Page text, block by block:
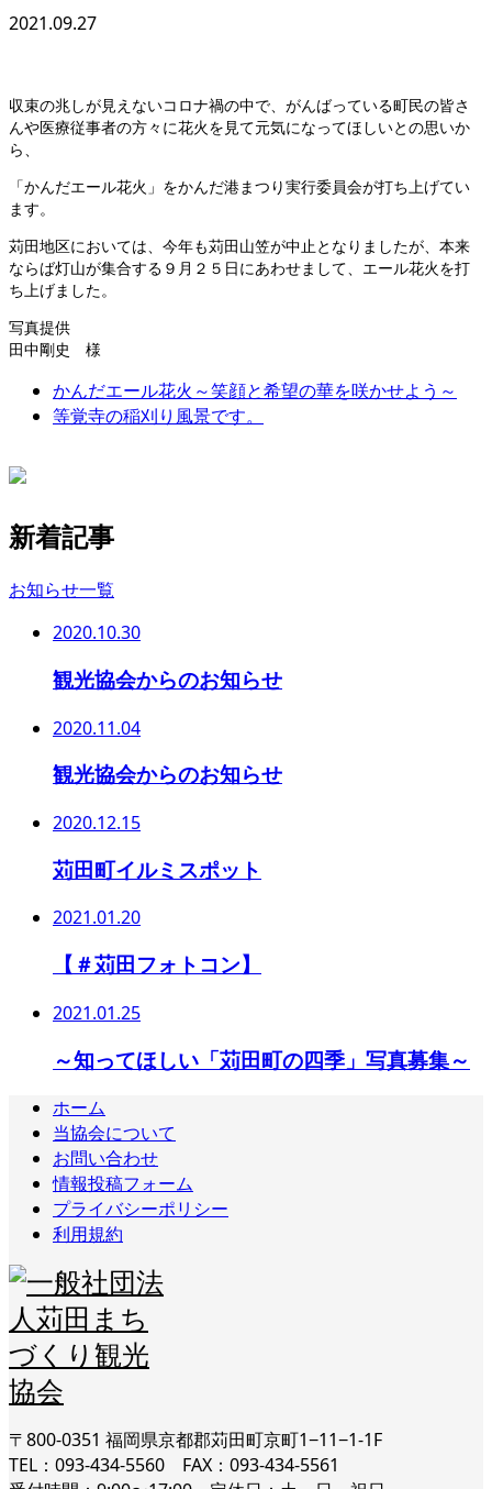
2021.09.27
収束の兆しが見えないコロナ禍の中で、がんばっている町民の皆さ
んや医療従事者の方々に花火を見て元気になってほしいとの思いか
ら、
「かんだエール花火」をかんだ港まつり実行委員会が打ち上げてい
ます。
苅田地区においては、今年も苅田山笠が中止となりましたが、本来
ならば灯山が集合する９月２５日にあわせまして、エール花火を打
ち上げました。
写真提供
田中剛史 様
かんだエール花火～笑顔と希望の華を咲かせよう～
等覚寺の稲刈り風景です。
新着記事
お知らせ一覧
2020.10.30
観光協会からのお知らせ
2020.11.04
観光協会からのお知らせ
2020.12.15
苅田町イルミスポット
2021.01.20
【＃苅田フォトコン】
2021.01.25
～知ってほしい「苅田町の四季」写真募集～
ホーム
当協会について
お問い合わせ
情報投稿フォーム
プライバシーポリシー
利用規約
〒800-0351 福岡県京都郡苅田町京町1−11−1-1F
TEL：093-434-5560 FAX：093-434-5561